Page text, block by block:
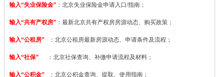
输入“失业保险金” ：北京失业保险金申请入口/指南；
输入“共有产权房” ：最新北京共有产权房房源动态、购买政策；
输入“公租房” ：北京公租房最新房源动态、申请条件及流程；
输入“社保” ：北京社保查询、补缴申请流程及材料；
输入“公积金” ：北京公积金查询、提取、使用指南；